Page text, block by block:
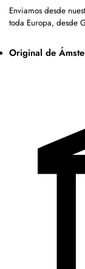
Enviamos desde
toda Europa, desde
Original de